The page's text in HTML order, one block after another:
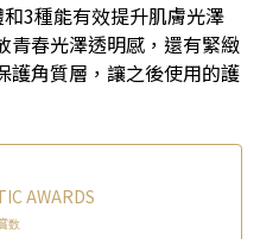
3種能有效提升肌膚光澤
青春光澤透明感，還有緊緻
護角質層，讓之後使用的護
AWARDS
数